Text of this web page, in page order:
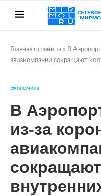
Главная страница » В
авиакомпании сокращают
Экономика
В
из-за